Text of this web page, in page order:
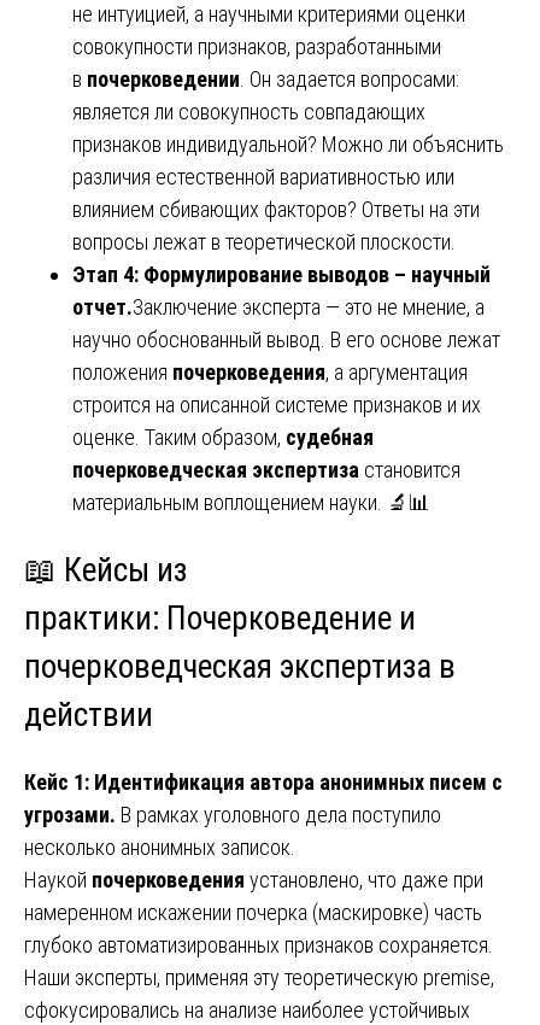
не интуицией, а научными критериями оценки
совокупности признаков, разработанными
в почерковедении. Он задается вопросами:
является ли совокупность совпадающих
признаков индивидуальной? Можно ли объяснить
различия естественной вариативностью или
влиянием сбивающих факторов? Ответы на эти
вопросы лежат в теоретической плоскости.
Этап 4: Формулирование выводов – научный
отчет.Заключение эксперта — это не мнение, а
научно обоснованный вывод. В его основе лежат
положения почерковедения, а аргументация
строится на описанной системе признаков и их
оценке. Таким образом, судебная
почерковедческая экспертиза становится
материальным воплощением науки. 🔬📊
📖 Кейсы из
практики: Почерковедение и
почерковедческая экспертиза в
действии
Кейс 1: Идентификация автора анонимных писем с
угрозами. В рамках уголовного дела поступило
несколько анонимных записок.
Наукой почерковедения установлено, что даже при
намеренном искажении почерка (маскировке) часть
глубоко автоматизированных признаков сохраняется.
Наши эксперты, применяя эту теоретическую premise,
сфокусировались на анализе наиболее устойчивых